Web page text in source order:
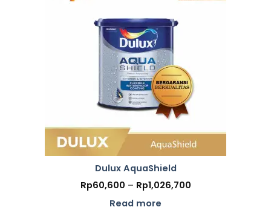
Dulux AquaShield
Rp60,600 – Rp1,026,700Price
Read more